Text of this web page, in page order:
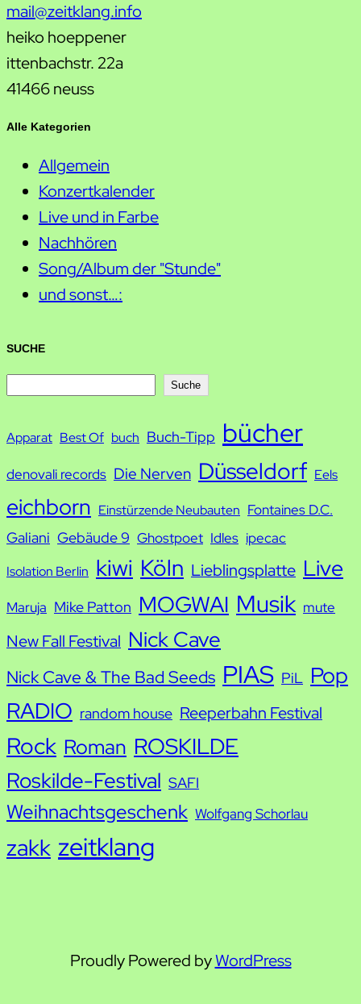
mail@zeitklang.info
heiko hoeppener
ittenbachstr. 22a
41466 neuss
Alle Kategorien
Allgemein
Konzertkalender
Live und in Farbe
Nachhören
Song/Album der "Stunde"
und sonst…:
SUCHE
c
Suche
Apparat Best Of buch Buch-Tipp bücher
denovali records Die Nerven Düsseldorf Eels
eichborn Einstürzende Neubauten Fontaines D.C.
Galiani Gebäude 9 Ghostpoet Idles ipecac
Isolation Berlin kiwi Köln Lieblingsplatte Live
Maruja Mike Patton MOGWAI Musik mute
New Fall Festival Nick Cave
Nick Cave & The Bad Seeds PIAS PiL Pop
RADIO random house Reeperbahn Festival
Rock Roman ROSKILDE
Roskilde-Festival SAFI
Weihnachtsgeschenk Wolfgang Schorlau
zakk zeitklang
Proudly Powered byWordPress